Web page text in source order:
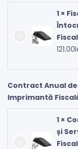
1 ×
121.00
Contract Anual
Imprimantă
1 ×
și